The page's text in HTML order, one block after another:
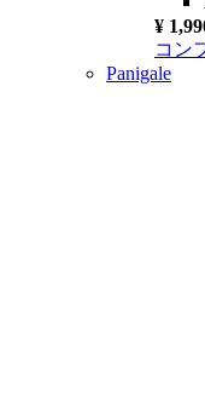
¥
コン
Panigale